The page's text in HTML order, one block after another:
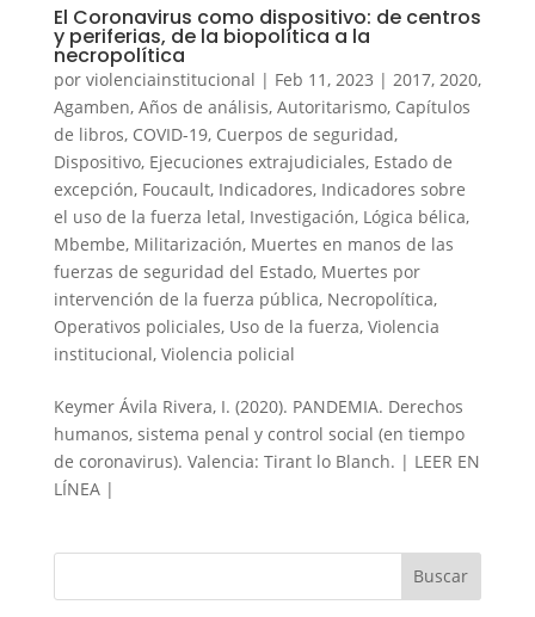
El Coronavirus como dispositivo: de centros
y periferias, de la biopolítica a la
necropolítica
por violenciainstitucional | Feb 11, 2023 | 2017, 2020,
Agamben, Años de análisis, Autoritarismo, Capítulos
de libros, COVID-19, Cuerpos de seguridad,
Dispositivo, Ejecuciones extrajudiciales, Estado de
excepción, Foucault, Indicadores, Indicadores sobre
el uso de la fuerza letal, Investigación, Lógica bélica,
Mbembe, Militarización, Muertes en manos de las
fuerzas de seguridad del Estado, Muertes por
intervención de la fuerza pública, Necropolítica,
Operativos policiales, Uso de la fuerza, Violencia
institucional, Violencia policial
Keymer Ávila Rivera, I. (2020). PANDEMIA. Derechos
humanos, sistema penal y control social (en tiempo
de coronavirus). Valencia: Tirant lo Blanch. | LEER EN
LÍNEA |
Buscar